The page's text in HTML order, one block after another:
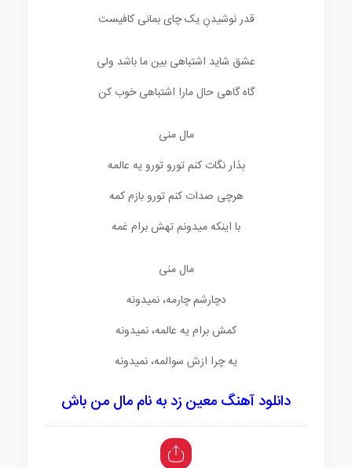
قدر نوشیدنِ یک چای بمانی کافیست
عشق شاید اشتباهی بین ما باشد ولی
گاه گاهی حال مارا اشتباهی خوب کن
مال منی
بذار نگات کنم تورو تورو یه عالمه
هرچی صدات کنم تورو بازم کمه
با اینکه میدونم تهش برام غمه
مال منی
دچارشم چارمه، نمیدونه
کمش برام یه عالمه، نمیدونه
یه چرا ازش سوالمه، نمیدونه
دانلود آهنگ معین زد به نام مال من باش